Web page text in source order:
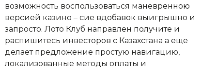
возможность воспользоваться маневренною
версией казино – сие вдобавок выигрышно и
запросто. Лото Клуб направлен получите и
распишитесь инвесторов с Казахстана а еще
делает предложение простую навигацию,
локализованные методы оплаты и